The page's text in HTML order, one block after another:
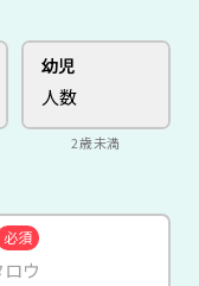
幼児
2歳未満
必須